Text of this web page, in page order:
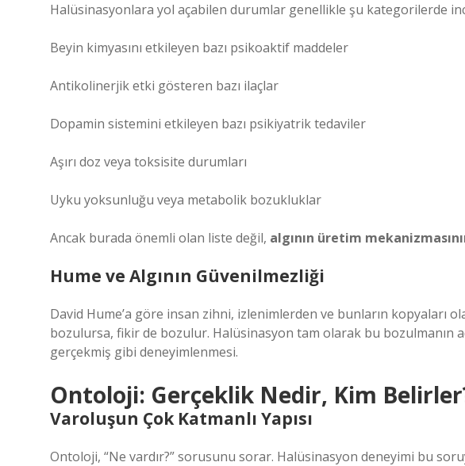
Halüsinasyonlara yol açabilen durumlar genellikle şu kategorilerde
Beyin kimyasını etkileyen bazı psikoaktif maddeler
Antikolinerjik etki gösteren bazı ilaçlar
Dopamin sistemini etkileyen bazı psikiyatrik tedaviler
Aşırı doz veya toksisite durumları
Uyku yoksunluğu veya metabolik bozukluklar
Ancak burada önemli olan liste değil, algının üretim
Hume ve Algının Güvenilmezliği
David Hume’a göre insan zihni, izlenimlerden ve bunların kopyaları
bozulursa, fikir de bozulur. Halüsinasyon tam olarak bu bozulmanın
gerçekmiş gibi deneyimlenmesi.
Ontoloji: Gerçeklik Nedir, Kim
Varoluşun Çok Katmanlı Yapısı
Ontoloji, “Ne vardır?” sorusunu sorar. Halüsinasyon deneyimi bu